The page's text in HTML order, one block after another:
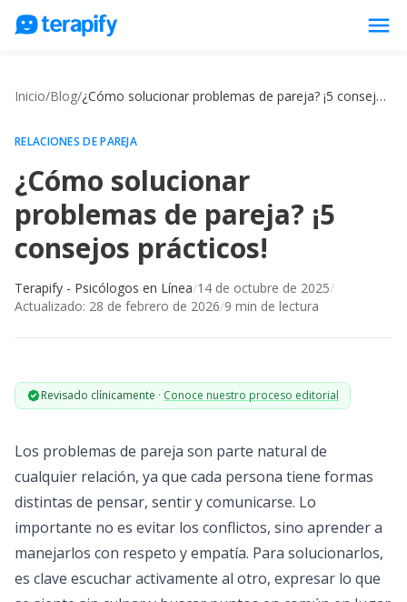
menu
Opiniones
Empresas
Preguntas frecuentes
Blog
Inicio/Blog/ ¿Cómo solucionar problemas de pareja? ¡5 consejos prácticos!
RELACIONES DE PAREJA
¿Cómo solucionar
problemas de pareja? ¡5
consejos prácticos!
Terapify - Psicólogos en Línea/14 de octubre de 2025/
Actualizado: 28 de febrero de 2026/9 min de lectura
Revisado clínicamente · Conoce nuestro proceso editorial
Los problemas de pareja son parte natural de
cualquier relación, ya que cada persona tiene formas
distintas de pensar, sentir y comunicarse. Lo
importante no es evitar los conflictos, sino aprender a
manejarlos con respeto y empatía. Para solucionarlos,
es clave escuchar activamente al otro, expresar lo que